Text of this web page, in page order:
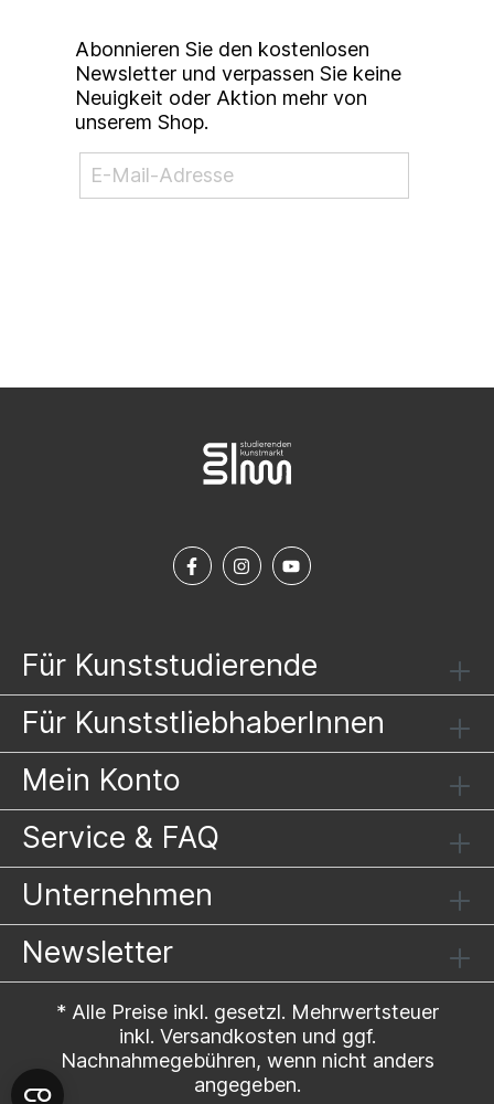
Abonnieren Sie den kostenlosen
Newsletter und verpassen Sie keine
Neuigkeit oder Aktion mehr von
unserem Shop.
Für Kunststudierende
Für KunststliebhaberInnen
Mein Konto
Service & FAQ
Unternehmen
Newsletter
* Alle Preise inkl. gesetzl. Mehrwertsteuer
inkl. Versandkosten und ggf.
Nachnahmegebühren, wenn nicht anders
angegeben.